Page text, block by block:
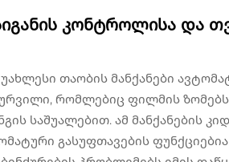
კონტროლისა და
თაობის მანქანები
რომლებიც ფილმის
საშუალებით. ამ მანქანების
გასუფთავების